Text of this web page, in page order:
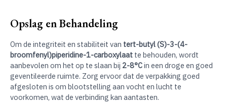
Opslag en Behandeling
Om de integriteit en stabiliteit van tert-butyl (S)-3-(4-
broomfenyl)piperidine-1-carboxylaat te behouden, wordt
aanbevolen om het op te slaan bij 2-8°Cin een droge en goed
geventileerde ruimte. Zorg ervoor dat de verpakking goed
afgesloten is om blootstelling aan vocht en lucht te
voorkomen, wat de verbinding kan aantasten.